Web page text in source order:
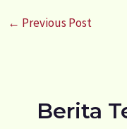
← Previous Post
Berita